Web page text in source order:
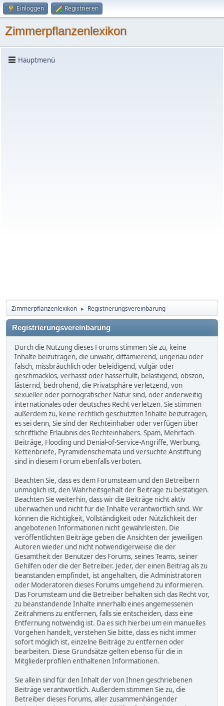
Einloggen Registrieren
Zimmerpflanzenlexikon
Hauptmenü
Zimmerpflanzenlexikon ► Registrierungsvereinbarung
Registrierungsvereinbarung
Durch die Nutzung dieses Forums stimmen Sie zu, keine
Inhalte beizutragen, die unwahr, diffamierend, ungenau oder
falsch, missbräuchlich oder beleidigend, vulgär oder
geschmacklos, verhasst oder hasserfüllt, belästigend, obszön,
lästernd, bedrohend, die Privatsphäre verletzend, von
sexueller oder pornografischer Natur sind, oder anderweitig
internationales oder deutsches Recht verletzen. Sie stimmen
außerdem zu, keine rechtlich geschützten Inhalte beizutragen,
es sei denn, Sie sind der Rechteinhaber oder verfügen über
schriftliche Erlaubnis des Rechteinhabers. Spam, Mehrfach-
Beiträge, Flooding und Denial-of-Service-Angriffe, Werbung,
Kettenbriefe, Pyramidenschemata und versuchte Anstiftung
sind in diesem Forum ebenfalls verboten.
Beachten Sie, dass es dem Forumsteam und den Betreibern
unmöglich ist, den Wahrheitsgehalt der Beiträge zu bestätigen.
Beachten Sie weiterhin, dass wir die Beiträge nicht aktiv
überwachen und nicht für die Inhalte verantwortlich sind. Wir
können die Richtigkeit, Vollständigkeit oder Nützlichkeit der
angebotenen Informationen nicht gewährleisten. Die
veröffentlichten Beiträge geben die Ansichten der jeweiligen
Autoren wieder und nicht notwendigerweise die der
Gesamtheit der Benutzer des Forums, seines Teams, seiner
Gehilfen oder die der Betreiber. Jeder, der einen Beitrag als zu
beanstanden empfindet, ist angehalten, die Administratoren
oder Moderatoren dieses Forums umgehend zu informieren.
Das Forumsteam und die Betreiber behalten sich das Recht vor,
zu beanstandende Inhalte innerhalb eines angemessenen
Zeitrahmens zu entfernen, falls sie entscheiden, dass eine
Entfernung notwendig ist. Da es sich hierbei um ein manuelles
Vorgehen handelt, verstehen Sie bitte, dass es nicht immer
sofort möglich ist, einzelne Beiträge zu entfernen oder
bearbeiten. Diese Grundsätze gelten ebenso für die in
Mitgliederprofilen enthaltenen Informationen.
Sie allein sind für den Inhalt der von Ihnen geschriebenen
Beiträge verantwortlich. Außerdem stimmen Sie zu, die
Betreiber dieses Forums, aller zusammenhängender